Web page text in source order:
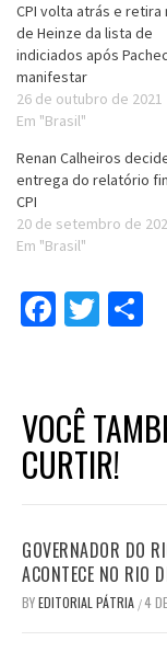
CPI volta atrás e retira
de Heinze da lista de
indiciados após
manifestar
26 de outubro de 2021
Em "Brasil"
Renan Calheiros
entrega do relatório
CPI
20 de setembro de
Em "Brasil"
VOCÊ
CURTIR!
GOVERNADOR DO
ACONTECE NO RIO
BYEDITORIAL PÁTRIA /4